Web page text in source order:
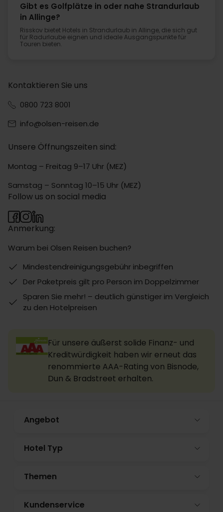
Gibt es Golfplätze in oder nahe Strandurlaub
in Allinge?
Risskov bietet Hotels in Strandurlaub in Allinge, die sich gut
für Radurlaube eignen und ideale Ausgangspunkte für
Touren bieten.
Kontaktieren Sie uns
0800 723 8001
info@olsen-reisen.de
Unsere Öffnungszeiten sind:
Montag – Freitag 9–17 Uhr (MEZ)
Samstag – Sonntag 10–15 Uhr (MEZ)
Anmerkung:
Warum bei Olsen Reisen buchen?
Mindestendreinigungsgebühr inbegriffen
Der Paketpreis gilt pro Person im Doppelzimmer
Sparen Sie mehr! – deutlich günstiger im Vergleich
zu den Hotelpreisen
Follow us on social media
Für unsere äußerst solide Finanz- und
Kreditwürdigkeit haben wir erneut das
renommierte AAA-Rating von Bisnode,
Dun & Bradstreet erhalten.
Angebot
Hotel Typ
Themen
Kundenservice